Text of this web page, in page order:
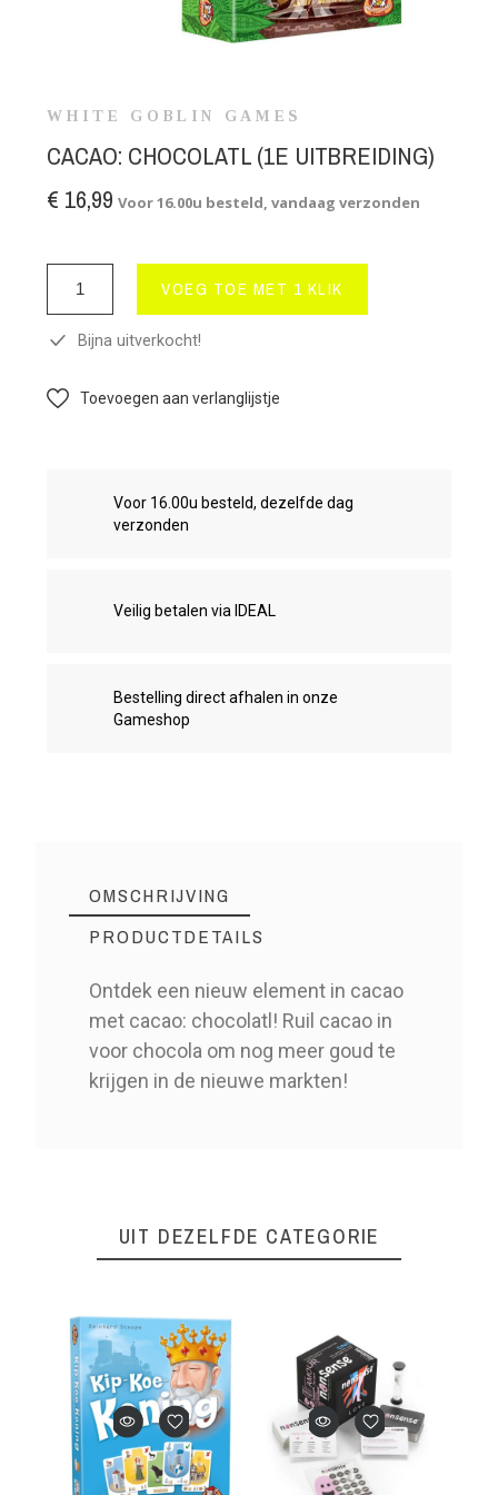
WHITE GOBLIN GAMES
CACAO: CHOCOLATL (1E UITBREIDING)
€ 16,99 Voor 16.00u besteld, vandaag verzonden
VOEG TOE MET 1 KLIK
Bijna uitverkocht!
Toevoegen aan verlanglijstje
Voor 16.00u besteld, dezelfde dag
verzonden
Veilig betalen via IDEAL
Bestelling direct afhalen in onze
Gameshop
OMSCHRIJVING
PRODUCTDETAILS
Ontdek een nieuw element in cacao
met cacao: chocolatl! Ruil cacao in
voor chocola om nog meer goud te
krijgen in de nieuwe markten!
ReferentieBor0464
Op voorraad 1 Item
UIT DEZELFDE CATEGORIE